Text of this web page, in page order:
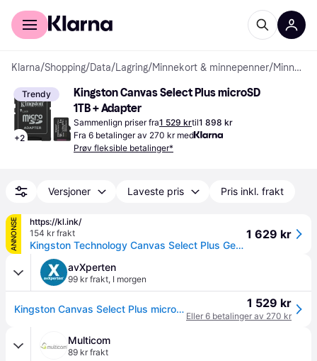
For kunder
Klarna/Shopping/Data/Lagring/Minnekort & minnepenner/ Minnekort
Trendy
+2
Kingston Canvas Select Plus microSD
1TB + Adapter
Sammenlign priser fra1 529 krtil1 898 kr
Fra 6 betalinger av 270 kr med
Prøv fleksible betalinger*
Versjoner Laveste pris Pris inkl. frakt
ANNONSE
https://kl.ink/
154 kr frakt
Kingston Technology Canvas Select Plus Gen3 1 TB MicroSDXC UHS-I Klasse 10
1 629 kr
avXperten
99 kr frakt, I morgen
Kingston Canvas Select Plus microSD-kort - 150MB/s, A1, U3, V10, med adapter - 1TB 1 529 kr
Eller 6 betalinger av 270 kr
Multicom
89 kr frakt